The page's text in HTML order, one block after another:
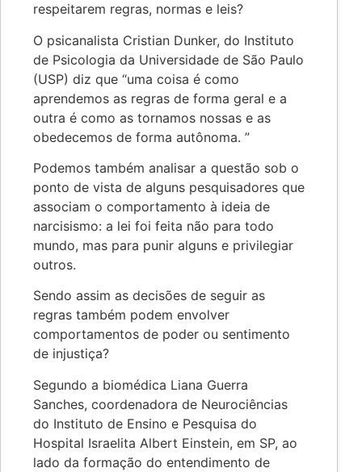
respeitarem regras, normas e leis?
O psicanalista Cristian Dunker, do Instituto
de Psicologia da Universidade de São Paulo
(USP) diz que “uma coisa é como
aprendemos as regras de forma geral e a
outra é como as tornamos nossas e as
obedecemos de forma autônoma. ”
Podemos também analisar a questão sob o
ponto de vista de alguns pesquisadores que
associam o comportamento à ideia de
narcisismo: a lei foi feita não para todo
mundo, mas para punir alguns e privilegiar
outros.
Sendo assim as decisões de seguir as
regras também podem envolver
comportamentos de poder ou sentimento
de injustiça?
Segundo a biomédica Liana Guerra
Sanches, coordenadora de Neurociências
do Instituto de Ensino e Pesquisa do
Hospital Israelita Albert Einstein, em SP, ao
lado da formação do entendimento de